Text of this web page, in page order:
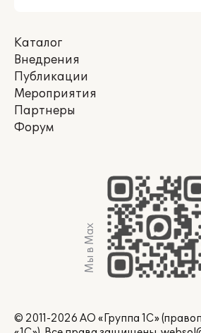
Каталог
Внедрения
Публикации
Мероприятия
Партнеры
Форум
Мы в Max
© 2011-2026 АО «Группа 1С»